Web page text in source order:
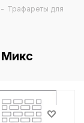
- Трафареты для